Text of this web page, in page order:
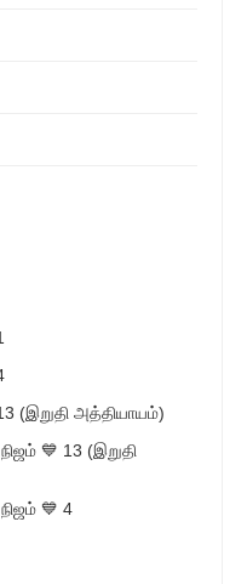
(இறுதி அத்தியாயம்)
💙 13 (இறுதி
💙 4